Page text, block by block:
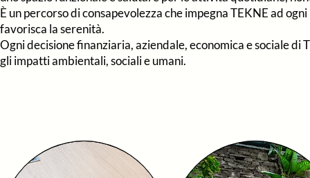
È un percorso di consapevolezza che impegna TEKNE ad
favorisca la serenità.
Ogni decisione finanziaria, aziendale, economica e sociale
gli impatti ambientali, sociali e umani.